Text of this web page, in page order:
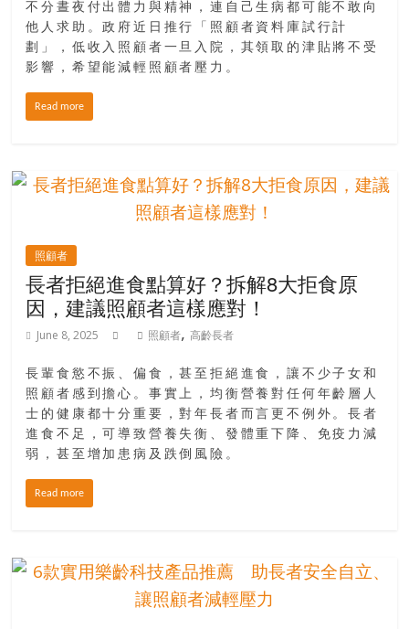
不分晝夜付出體力與精神，連自己生病都可能不敢向
他人求助。政府近日推行「照顧者資料庫試行計
劃」，低收入照顧者一旦入院，其領取的津貼將不受
影響，希望能減輕照顧者壓力。
Read more
照顧者
長者拒絕進食點算好？拆解8大拒食原
因，建議照顧者這樣應對！
June 8, 2025 照顧者,高齡長者
長輩食慾不振、偏食，甚至拒絕進食，讓不少子女和
照顧者感到擔心。事實上，均衡營養對任何年齡層人
士的健康都十分重要，對年長者而言更不例外。長者
進食不足，可導致營養失衡、發體重下降、免疫力減
弱，甚至增加患病及跌倒風險。
Read more